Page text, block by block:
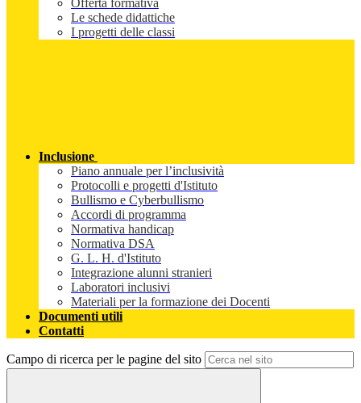
Offerta formativa
Le schede didattiche
I progetti delle classi
Inclusione
Piano annuale per l’inclusività
Protocolli e progetti d'Istituto
Bullismo e Cyberbullismo
Accordi di programma
Normativa handicap
Normativa DSA
G. L. H. d'Istituto
Integrazione alunni stranieri
Laboratori inclusivi
Materiali per la formazione dei Docenti
Documenti utili
Contatti
Campo di ricerca per le pagine del sito